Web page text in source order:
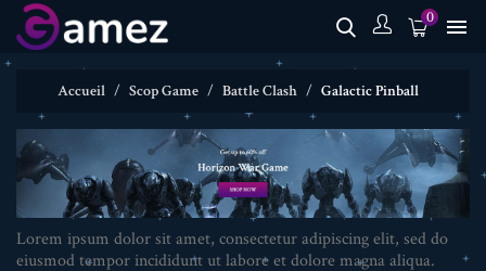
0 
Accueil Scop Game Battle Clash Galactic Pinball
Lorem ipsum dolor sit amet, consectetur adipiscing elit, sed do
eiusmod tempor incididunt ut labore et dolore magna aliqua.